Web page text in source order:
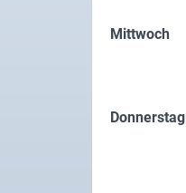
Mittwoch
Donnerstag